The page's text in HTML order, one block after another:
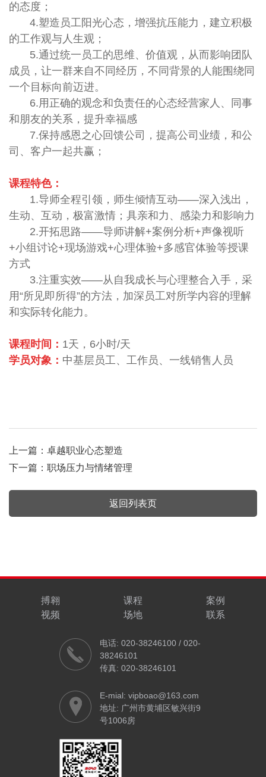
的态度；
4.塑造员工阳光心态，增强抗压能力，建立积极
的工作观与人生观；
5.通过统一员工的思维、价值观，从而影响团队
成员，让一群来自不同经历，不同背景的人能围绕同
一个目标向前迈进。
6.用正确的观念和负责任的心态经营家人、同事
和朋友的关系，提升幸福感
7.保持感恩之心回馈公司，提高公司业绩，和公
司、客户一起共赢；
课程特色：
1.导师全程引领，师生倾情互动——深入浅出，
生动、互动，极富激情；具亲和力、感染力和影响力
2.开拓思路——导师讲解+案例分析+声像视听
+小组讨论+现场游戏+心理体验+多感官体验等授课
方式
3.注重实效——从自我成长与心理整合入手，采
用“所见即所得”的方法，加深员工对所学内容的理解
和实际转化能力。
课程时间： 1天，6小时/天
学员对象： 中基层员工、工作员、一线销售人员
上一篇： 卓越职业心态塑造
下一篇： 职场压力与情绪管理
返回列表页
搏翱 课程
案例
视频
场地 联系
电话: 020-38246100 / 020-
38246101
传真: 020-38246101
E-mial: vipboao@163.com
地址: 广州市黄埔区敏兴街9
号1006房